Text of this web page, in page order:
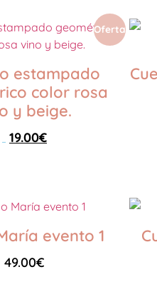
Oferta
estampado
color rosa
y beige.
19.00€
evento 1
49.00€